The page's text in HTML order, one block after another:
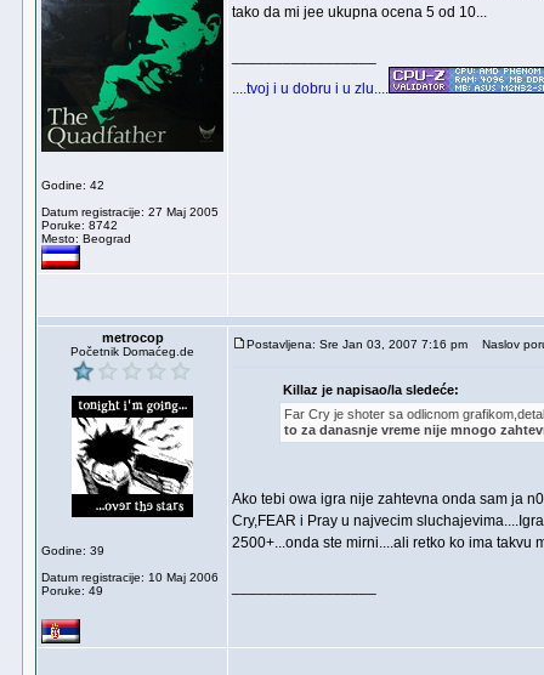
Godine: 42
Datum registracije: 27 Maj 2005
Poruke: 8742
Mesto: Beograd
tako da mi jee ukupna ocena 5 od 10...
....tvoj i u dobru i u zlu....
metrocop
Početnik Domaćeg.de
Godine: 39
Datum registracije: 10 Maj 2006
Poruke: 49
Postavljena: Sre Jan 03, 2007 7:16 pm Naslov
Killaz je napisao/la sledeće:
Far Cry je shoter sa odlicnom
to za danasnje vreme nije mnogo
Ako tebi owa igra nije zahtevna onda sam ja
Cry,FEAR i Pray u najvecim
2500+...onda ste mirni....ali retko ko ima takvu